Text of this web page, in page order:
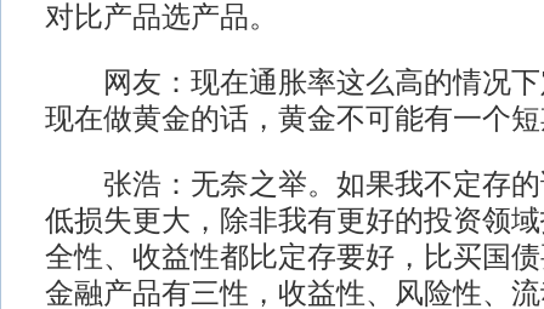
对比产品选产品。
网友：现在通胀率这么高的情况下
现在做黄金的话，黄金不可能有一个
张浩：无奈之举。如果我不定存的
低损失更大，除非我有更好的投资领
全性、收益性都比定存要好，比买国
金融产品有三性，收益性、风险性、